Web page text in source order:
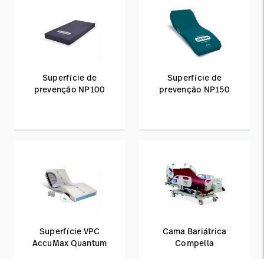
Superfície de
prevenção NP100
Superfície de
prevenção NP150
Superfície VPC
AccuMax Quantum
Cama Bariátrica
Compella